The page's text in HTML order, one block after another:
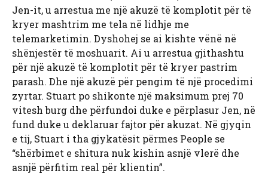
Jen-it, u arrestua me një akuzë të komplotit për të
kryer mashtrim me tela në lidhje me
telemarketimin. Dyshohej se ai kishte vënë në
shënjestër të moshuarit. Ai u arrestua gjithashtu
për një akuzë të komplotit për të kryer pastrim
parash. Dhe një akuzë për pengim të një procedimi
zyrtar. Stuart po shikonte një maksimum prej 70
vitesh burg dhe përfundoi duke e përplasur Jen, në
fund duke u deklaruar fajtor për akuzat. Në gjyqin
e tij, Stuart i tha gjykatësit përmes People se
“shërbimet e shitura nuk kishin asnjë vlerë dhe
asnjë përfitim real për klientin”.